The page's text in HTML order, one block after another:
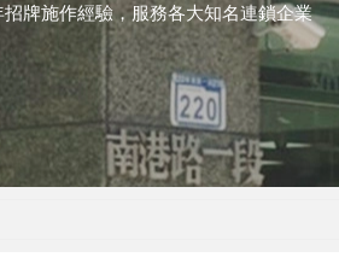
牌施作經驗，服務各大知名連鎖企業